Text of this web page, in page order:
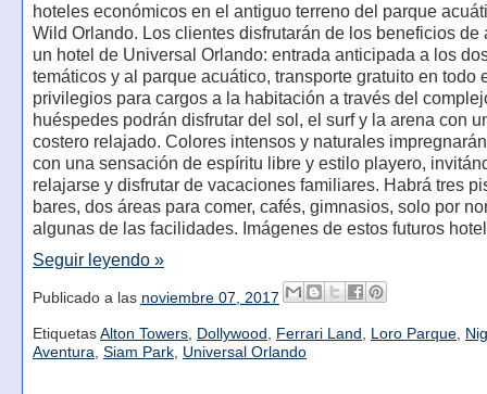
hoteles económicos en el antiguo terreno del parque
Wild Orlando. Los clientes disfrutarán de los beneficios de
un hotel de Universal Orlando: entrada anticipada a los
temáticos y al parque acuático, transporte gratuito en todo
privilegios para cargos a la habitación a través del
huéspedes podrán disfrutar del sol, el surf y la arena con
costero relajado. Colores intensos y naturales
con una sensación de espíritu libre y estilo playero,
relajarse y disfrutar de vacaciones familiares. Habrá tres
bares, dos áreas para comer, cafés, gimnasios, solo por
algunas de las facilidades. Imágenes de estos futuros
Seguir leyendo »
Publicado a las noviembre 07, 2017
Etiquetas Alton Towers, Dollywood Ferrari Land Loro Parque,
Aventura Siam Park, Universal Orlando